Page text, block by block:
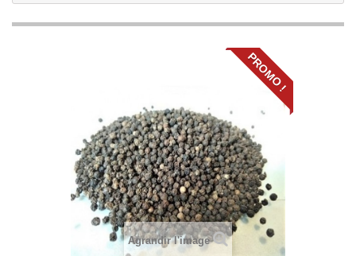
PROMO !
Agrandir l'image